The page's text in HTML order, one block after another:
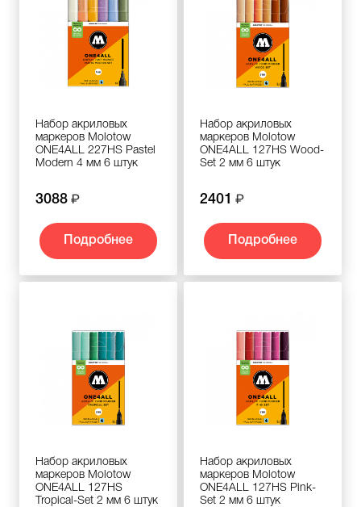
Набор акриловых
маркеров Molotow
ONE4ALL 227HS Pastel
Modern 4 мм 6 штук
3088
Подробнее
Набор акриловых
маркеров Molotow
ONE4ALL 127HS Wood-
Set 2 мм 6 штук
2401
Подробнее
Набор акриловых
маркеров Molotow
ONE4ALL 127HS
Tropical-Set 2 мм 6 штук
Набор акриловых
маркеров Molotow
ONE4ALL 127HS Pink-
Set 2 мм 6 штук